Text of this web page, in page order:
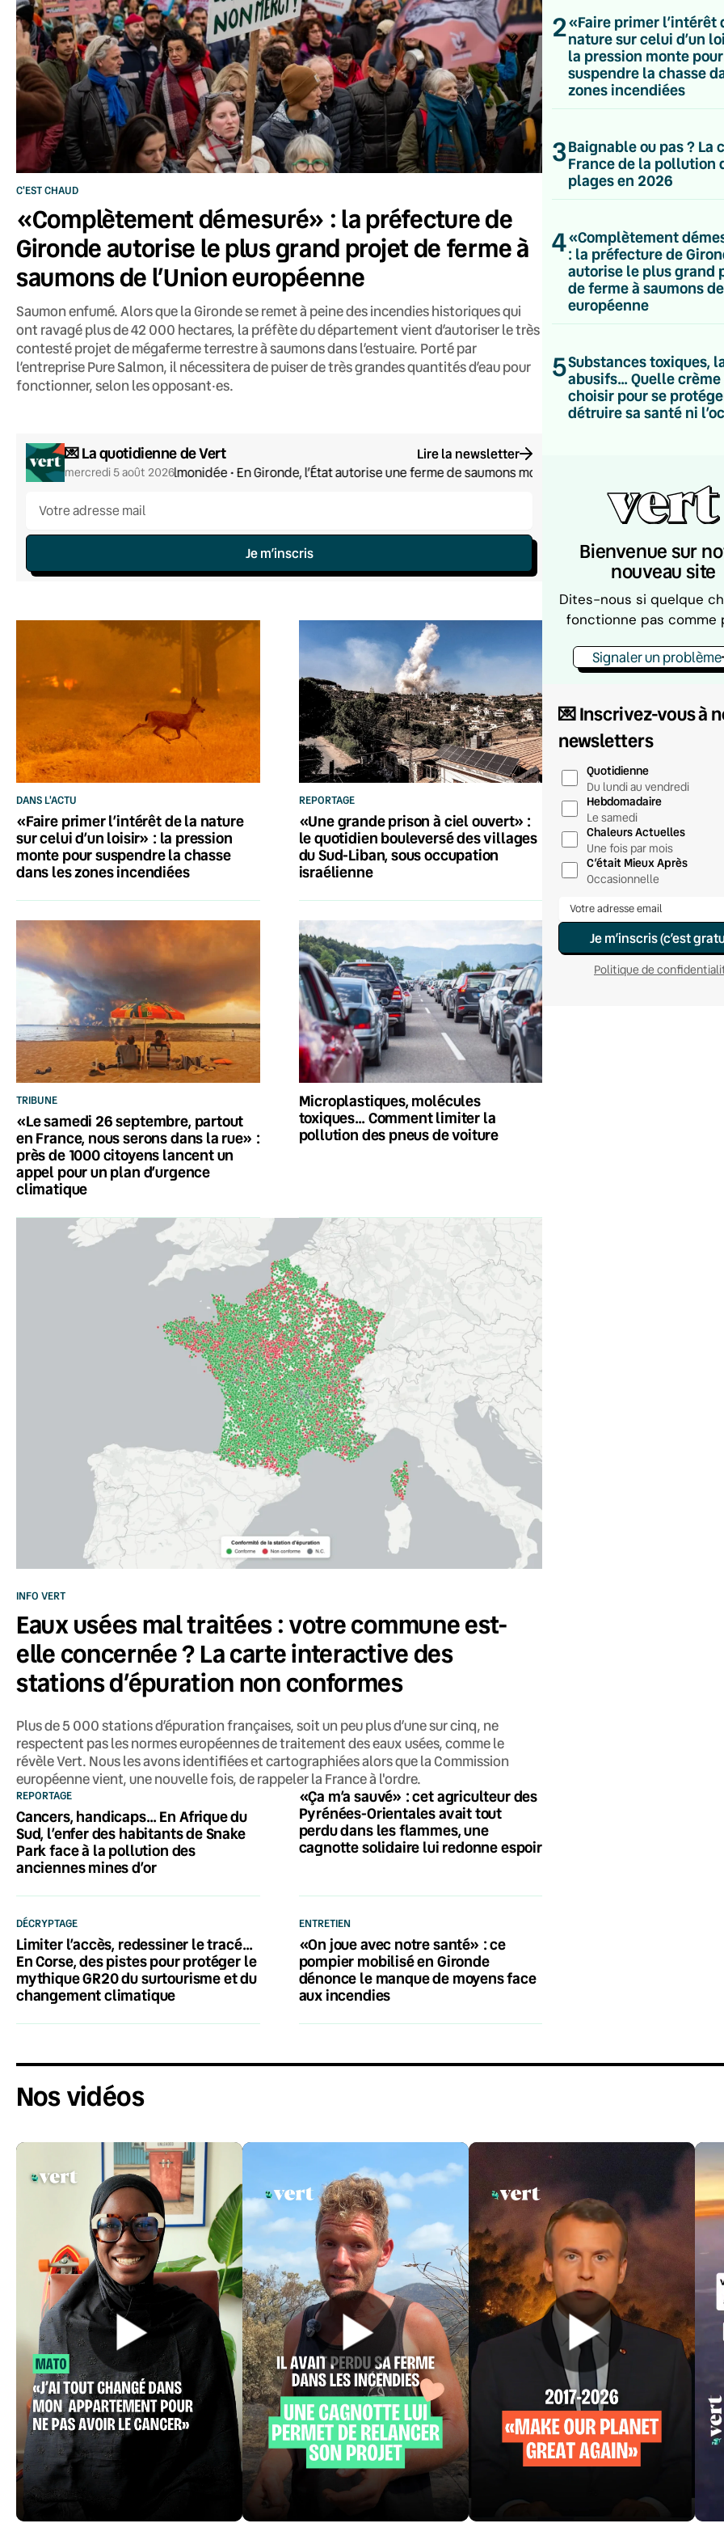
C'EST CHAUD
«Complètement démesuré» : la préfecture de
Gironde autorise le plus grand projet de ferme à
saumons de l’Union européenne
Saumon enfumé. Alors que la Gironde se remet à peine des incendies historiques qui
ont ravagé plus de 42 000 hectares, la préfète du département vient d’autoriser le très
contesté projet de mégaferme terrestre à saumons dans l’estuaire. Porté par
l’entreprise Pure Salmon, il nécessitera de puiser de très grandes quantités d’eau pour
fonctionner, selon les opposant·es.
💌 La quotidienne de Vert Lire la newsletter
mercredi 5 août 2026
Drôle de salmonidée • En Gironde, l’État autorise une ferme de saumons monumentale, un projet qui pêche sur
Je m’inscris
DANS L'ACTU
«Faire primer l’intérêt de la nature
sur celui d’un loisir» : la pression
monte pour suspendre la chasse
dans les zones incendiées
REPORTAGE
«Une grande prison à ciel ouvert» :
le quotidien bouleversé des villages
du Sud-Liban, sous occupation
israélienne
TRIBUNE
«Le samedi 26 septembre, partout
en France, nous serons dans la rue» :
près de 1000 citoyens lancent un
appel pour un plan d’urgence
climatique
Microplastiques, molécules
toxiques… Comment limiter la
pollution des pneus de voiture
INFO VERT
Eaux usées mal traitées : votre commune est-
elle concernée ? La carte interactive des
stations d’épuration non conformes
Plus de 5 000 stations d’épuration françaises, soit un peu plus d’une sur cinq, ne
respectent pas les normes européennes de traitement des eaux usées, comme le
révèle Vert. Nous les avons identifiées et cartographiées alors que la Commission
européenne vient, une nouvelle fois, de rappeler la France à l'ordre.
REPORTAGE
Cancers, handicaps… En Afrique du
Sud, l’enfer des habitants de Snake
Park face à la pollution des
anciennes mines d’or
«Ça m’a sauvé» : cet agriculteur des
Pyrénées-Orientales avait tout
perdu dans les flammes, une
cagnotte solidaire lui redonne espoir
DÉCRYPTAGE
Limiter l’accès, redessiner le tracé…
En Corse, des pistes pour protéger le
mythique GR20 du surtourisme et du
changement climatique
ENTRETIEN
«On joue avec notre santé» : ce
pompier mobilisé en Gironde
dénonce le manque de moyens face
aux incendies
2«Faire primer l’intérêt
nature sur celui d’un
la pression monte pour
suspendre la chasse
zones incendiées
3Baignable ou pas ? La
France de la pollution
plages en 2026
4«Complètement
: la préfecture de
autorise le plus grand
de ferme à saumons
européenne
5Substances toxiques,
abusifs… Quelle
choisir pour se
détruire sa santé ni
Bienvenue sur
nouveau site
Dites-nous si quelque
fonctionne pas comme
Signaler un problème
💌 Inscrivez-vous à
newsletters
Quotidienne
Du lundi au vendredi
Hebdomadaire
Le samedi
Chaleurs Actuelles
Une fois par mois
C’était Mieux Après
Occasionnelle
Je m’inscris (c’est
Politique de
Nos vidéos